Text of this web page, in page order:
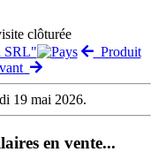
clôturée
SRL"
Produit
19 mai 2026.
en vente...